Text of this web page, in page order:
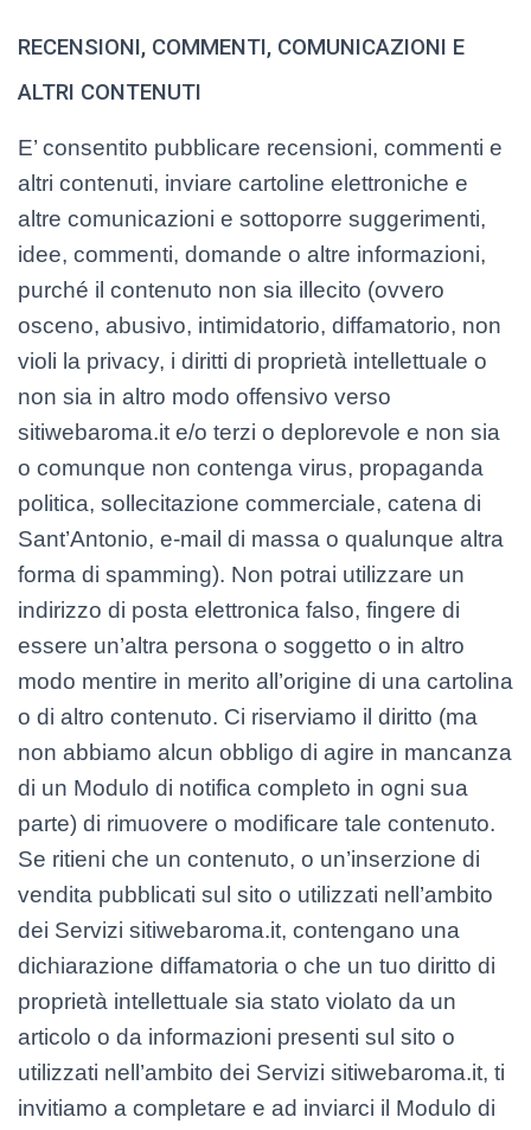
RECENSIONI, COMMENTI, COMUNICAZIONI E
ALTRI CONTENUTI
E’ consentito pubblicare recensioni, commenti e
altri contenuti, inviare cartoline elettroniche e
altre comunicazioni e sottoporre suggerimenti,
idee, commenti, domande o altre informazioni,
purché il contenuto non sia illecito (ovvero
osceno, abusivo, intimidatorio, diffamatorio, non
violi la privacy, i diritti di proprietà intellettuale o
non sia in altro modo offensivo verso
sitiwebaroma.it e/o terzi o deplorevole e non sia
o comunque non contenga virus, propaganda
politica, sollecitazione commerciale, catena di
Sant’Antonio, e-mail di massa o qualunque altra
forma di spamming). Non potrai utilizzare un
indirizzo di posta elettronica falso, fingere di
essere un’altra persona o soggetto o in altro
modo mentire in merito all’origine di una cartolina
o di altro contenuto. Ci riserviamo il diritto (ma
non abbiamo alcun obbligo di agire in mancanza
di un Modulo di notifica completo in ogni sua
parte) di rimuovere o modificare tale contenuto.
Se ritieni che un contenuto, o un’inserzione di
vendita pubblicati sul sito o utilizzati nell’ambito
dei Servizi sitiwebaroma.it, contengano una
dichiarazione diffamatoria o che un tuo diritto di
proprietà intellettuale sia stato violato da un
articolo o da informazioni presenti sul sito o
utilizzati nell’ambito dei Servizi sitiwebaroma.it, ti
invitiamo a completare e ad inviarci il Modulo di